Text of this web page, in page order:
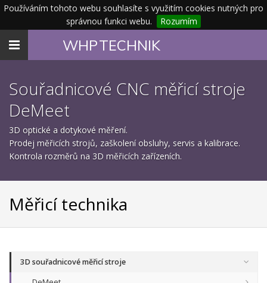
Používáním tohoto webu souhlasíte s využitím cookies nutných pro
správnou funkci webu.
Rozumím
Toggle
WHPTECHNIK
Souřadnicové CNC měřicí stroje
DeMeet
3D optické a dotykové měření.
Prodej měřicích strojů, zaškolení obsluhy, servis a kalibrace.
Kontrola rozměrů na 3D měřicích zařízeních.
Měřicí technika
3D souřadnicové měřicí stroje